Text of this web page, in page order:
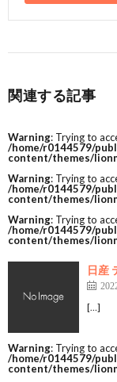
関連する記事
Warning: Trying to
/home/r0144579/
content/themes/
Warning: Trying to
/home/r0144579/
content/themes/
Warning: Trying to
/home/r0144579/
content/themes/
日産
[…]
Warning: Trying to
/home/r0144579/
content/themes/